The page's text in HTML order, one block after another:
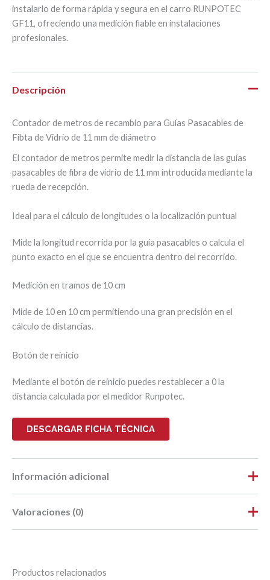
instalarlo de forma rápida y segura en el carro RUNPOTEC
GF11, ofreciendo una medición fiable en instalaciones
profesionales.
Descripción
Contador de metros de recambio para Guías Pasacables de
Fibta de Vidrio de 11 mm de diámetro
El contador de metros permite medir la distancia de las guías
pasacables de fibra de vidrio de 11 mm introducida mediante la
rueda de recepción.
Ideal para el cálculo de longitudes o la localización puntual
Mide la longitud recorrida por la guía pasacables o calcula el
punto exacto en el que se encuentra dentro del recorrido.
Medición en tramos de 10 cm
Mide de 10 en 10 cm permitiendo una gran precisión en el
cálculo de distancias.
Botón de reinicio
Mediante el botón de reinicio puedes restablecer a 0 la
distancia calculada por el medidor Runpotec.
DESCARGAR FICHA TÉCNICA
Información adicional
Peso
Valoraciones (0)
Productos relacionados